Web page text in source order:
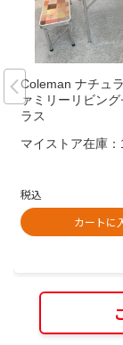
Coleman ナチュ
ァミリーリビン
ラス
マイストア在庫：
税込
カートに